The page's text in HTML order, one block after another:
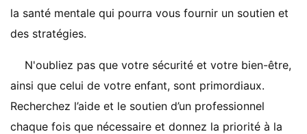
la santé mentale qui pourra vous fournir un soutien et
des stratégies.
N'oubliez pas que votre sécurité et votre bien-être,
ainsi que celui de votre enfant, sont primordiaux.
Recherchez l’aide et le soutien d’un professionnel
chaque fois que nécessaire et donnez la priorité à la